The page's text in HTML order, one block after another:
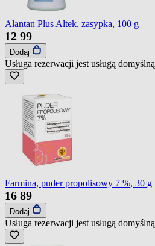
Alantan Plus Altek, zasypka, 100 g
12 99
Dodaj
Usługa rezerwacji jest usługą domyślną
Farmina, puder propolisowy 7 %, 30 g
16 89
Dodaj
Usługa rezerwacji jest usługą domyślną